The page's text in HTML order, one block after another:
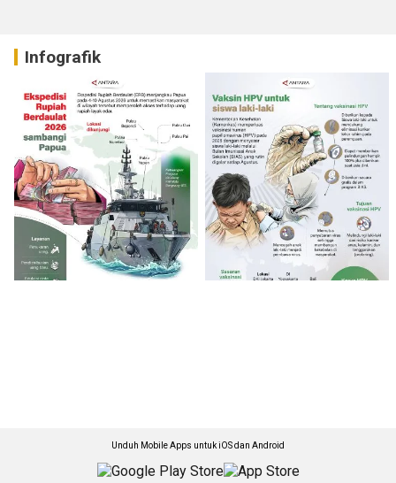
Infografik
Unduh Mobile Apps untuk iOS dan Android